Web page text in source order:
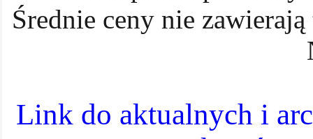
Średnie ceny nie
Link do aktualnych i